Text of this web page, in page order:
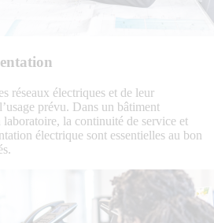
réseaux électriques et de leur
prévu. Dans un bâtiment
la continuité de service et
électrique sont essentielles au bon